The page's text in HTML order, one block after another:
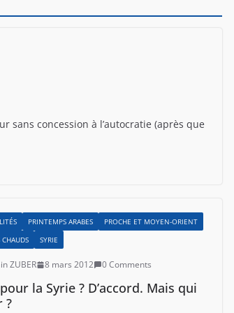
concession à l’autocratie (après que
PRINTEMPS ARABES
PROCHE ET MOYEN-ORIENT
CHAUDS
SYRIE
ZUBER 8 mars 2012 0 Comments
la Syrie ? D’accord. Mais qui
?